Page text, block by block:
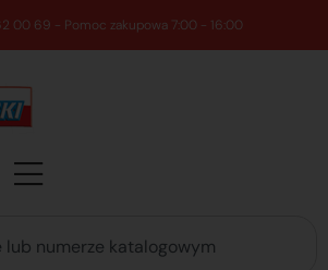
69 - Pomoc zakupowa 7:00 - 16:00